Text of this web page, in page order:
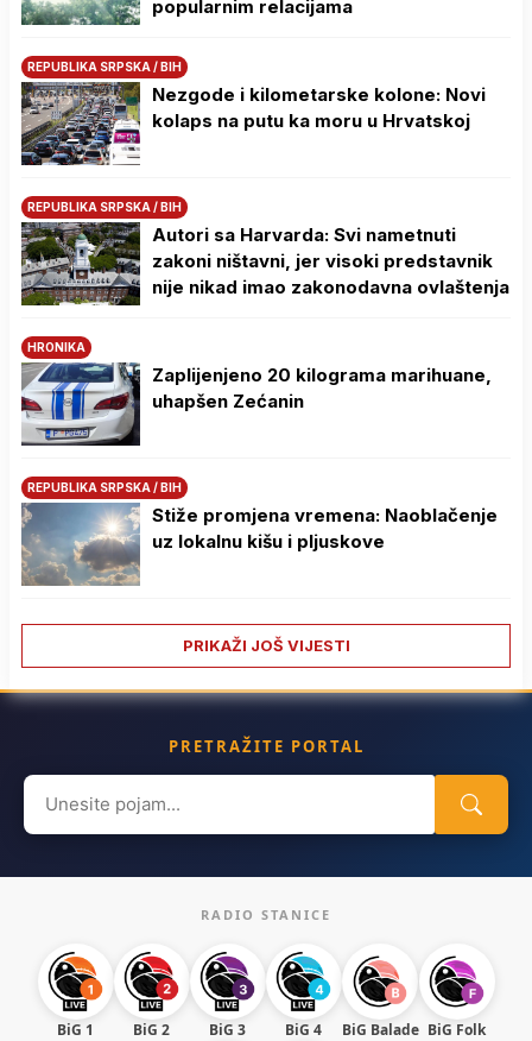
popularnim relacijama
REPUBLIKA SRPSKA / BIH
Nezgode i kilometarske kolone: Novi
kolaps na putu ka moru u Hrvatskoj
REPUBLIKA SRPSKA / BIH
Autori sa Harvarda: Svi nametnuti
zakoni ništavni, jer visoki predstavnik
nije nikad imao zakonodavna ovlaštenja
HRONIKA
Zaplijenjeno 20 kilograma marihuane,
uhapšen Zećanin
REPUBLIKA SRPSKA / BIH
Stiže promjena vremena: Naoblačenje
uz lokalnu kišu i pljuskove
PRIKAŽI JOŠ VIJESTI
PRETRAŽITE PORTAL
Search
for:
RADIO STANICE
BiG 1 BiG 2 BiG 3 BiG 4 BiG Balade BiG Folk